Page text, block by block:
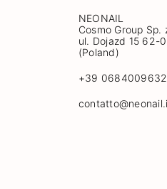
NEONAIL
Cosmo Group Sp.
ul. Dojazd 15 62-
(Poland)
+39 0684009632